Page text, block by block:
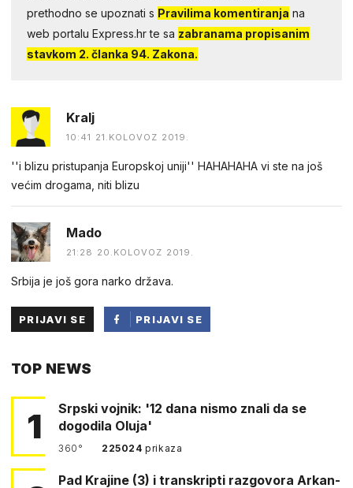
prethodno se upoznati s Pravilima komentiranja na
web portalu Express.hr te sa zabranama propisanim
stavkom 2. članka 94. Zakona.
Kralj
10:41 21.KOLOVOZ 2019.
''i blizu pristupanja Europskoj uniji'' HAHAHAHA vi ste na još
većim drogama, niti blizu
Mado
21:28 20.KOLOVOZ 2019.
Srbija je još gora narko država.
PRIJAVI SE
PRIJAVI SE
TOP NEWS
1
Srpski vojnik: '12 dana nismo znali da se
dogodila Oluja'
360° 225024prikaza
Pad Krajine (3) i transkripti razgovora Arkan-